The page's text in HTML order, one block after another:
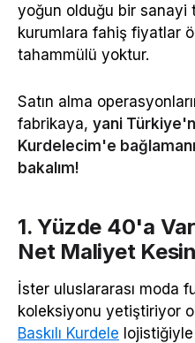
yoğun olduğu bir sanayi
kurumlara fahiş fiyatlar
tahammülü yoktur.
Satın alma
fabrikaya, yani
Kurdelecim'e
bakalım!
1. Yüzde 40'a
Net Maliyet
İster uluslararası moda
koleksiyonu yetiştiriyor
Baskılı Kurdele